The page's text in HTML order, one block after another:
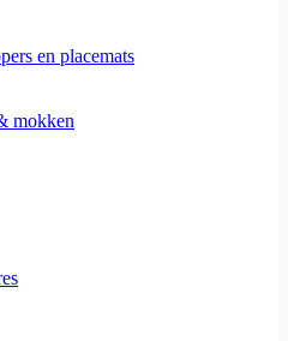
en placemats
mokken